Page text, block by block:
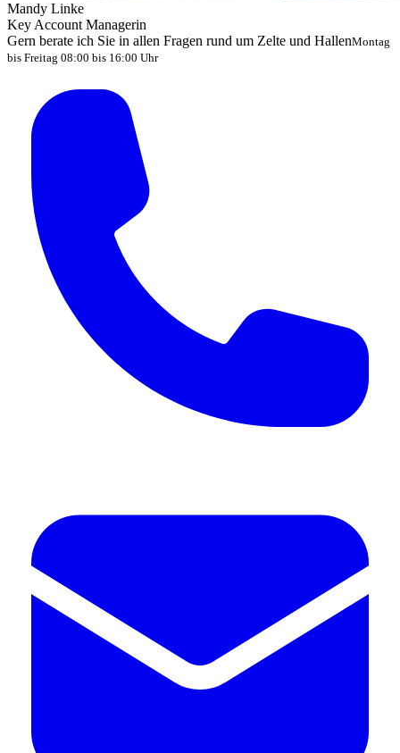
Mandy Linke
Key Account Managerin
Gern berate ich Sie in allen Fragen rund um Zelte und HallenMontag
bis Freitag 08:00 bis 16:00 Uhr